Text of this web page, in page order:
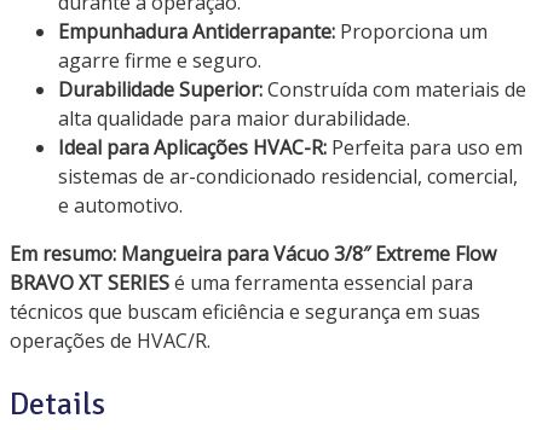
Empunhadura Antiderrapante: Proporciona um
agarre firme e seguro.
Durabilidade Superior:Construída com materiais de
alta qualidade para maior durabilidade.
Ideal para Aplicações HVAC-R: Perfeita para uso em
sistemas de ar-condicionado residencial, comercial,
e automotivo.
Em resumo: Mangueira para Vácuo 3/8″ Extreme Flow
BRAVO XT SERIESé uma ferramenta essencial para
técnicos que buscam eficiência e segurança em suas
operações de HVAC/R.
Details